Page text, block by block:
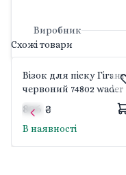
Виробник
Схожі товари
Візок для піску Гігант
червоний 74802 wader
826 ₴
В наявності